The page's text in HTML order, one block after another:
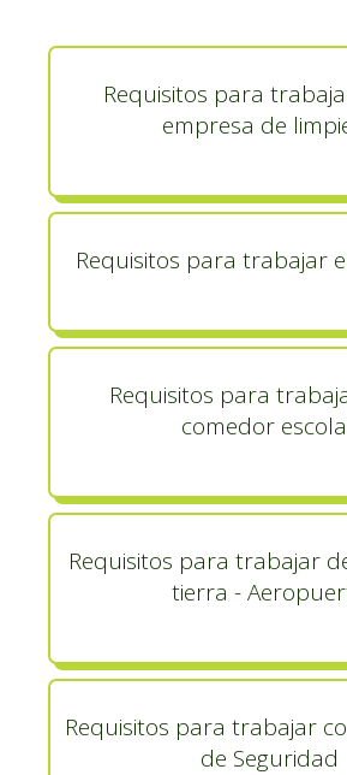
Requisitos para
empresa de
Requisitos para trabajar
Requisitos para
comedor
Requisitos para trabajar
tierra -
Requisitos para trabajar
de Seguridad